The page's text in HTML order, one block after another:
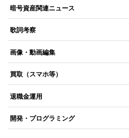
暗号資産関連ニュース
歌詞考察
画像・動画編集
買取（スマホ等）
退職金運用
開発・プログラミング